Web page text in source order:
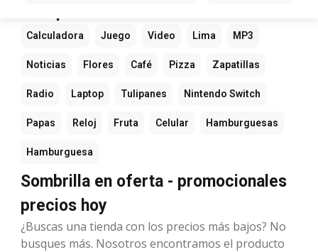
Calculadora Juego Video Lima MP3
Noticias Flores Café Pizza Zapatillas
Radio Laptop Tulipanes Nintendo Switch
Papas Reloj Fruta Celular Hamburguesas
Hamburguesa
Sombrilla en oferta - promocionales
precios hoy
¿Buscas una tienda con los precios más bajos? No
busques más. Nosotros encontramos el producto